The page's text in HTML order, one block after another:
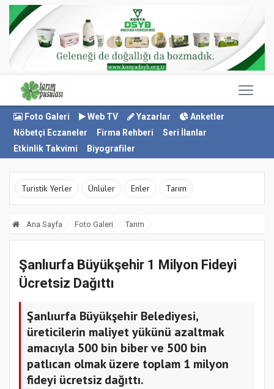
Foto Galeri Web TV Yazarlar
Anketler
Nöbetçi Eczaneler
Firma Rehberi
Seri İlanlar
Etkinlik Takvimi
Biyografiler
Turistik Yerler Ünlüler Enler Tarım
Ana Sayfa Foto Galeri Tarım
Şanlıurfa Büyükşehir 1 Milyon Fideyi
Ücretsiz Dağıttı
Şanlıurfa Büyükşehir Belediyesi,
üreticilerin maliyet yükünü azaltmak
amacıyla 500 bin biber ve 500 bin
patlıcan olmak üzere toplam 1 milyon
fideyi ücretsiz dağıttı.